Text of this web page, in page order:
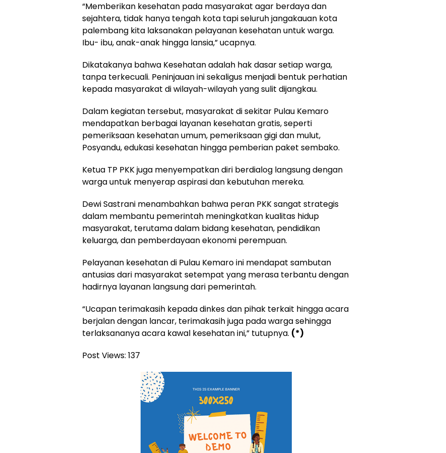
“Memberikan kesehatan pada masyarakat agar berdaya dan
sejahtera, tidak hanya tengah kota tapi seluruh jangakauan kota
palembang kita laksanakan pelayanan kesehatan untuk warga.
Ibu- ibu, anak-anak hingga lansia,” ucapnya.
Dikatakanya bahwa Kesehatan adalah hak dasar setiap warga,
tanpa terkecuali. Peninjauan ini sekaligus menjadi bentuk perhatian
kepada masyarakat di wilayah-wilayah yang sulit dijangkau.
Dalam kegiatan tersebut, masyarakat di sekitar Pulau Kemaro
mendapatkan berbagai layanan kesehatan gratis, seperti
pemeriksaan kesehatan umum, pemeriksaan gigi dan mulut,
Posyandu, edukasi kesehatan hingga pemberian paket sembako.
Ketua TP PKK juga menyempatkan diri berdialog langsung dengan
warga untuk menyerap aspirasi dan kebutuhan mereka.
Dewi Sastrani menambahkan bahwa peran PKK sangat strategis
dalam membantu pemerintah meningkatkan kualitas hidup
masyarakat, terutama dalam bidang kesehatan, pendidikan
keluarga, dan pemberdayaan ekonomi perempuan.
Pelayanan kesehatan di Pulau Kemaro ini mendapat sambutan
antusias dari masyarakat setempat yang merasa terbantu dengan
hadirnya layanan langsung dari pemerintah.
“Ucapan terimakasih kepada dinkes dan pihak terkait hingga acara
berjalan dengan lancar, terimakasih juga pada warga sehingga
terlaksananya acara kawal kesehatan ini,” tutupnya. (*)
Post Views: 137